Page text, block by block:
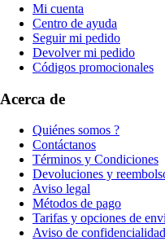
Mi cuenta
Centro de ayuda
Seguir mi pedido
Devolver mi pedido
Códigos promocionales
Acerca de
Quiénes somos ?
Contáctanos
Términos y Condiciones
Devoluciones y
Aviso legal
Métodos de pago
Tarifas y opciones de
Aviso de confidencialidad